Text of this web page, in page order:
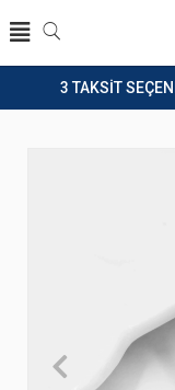
3 TAKSİT